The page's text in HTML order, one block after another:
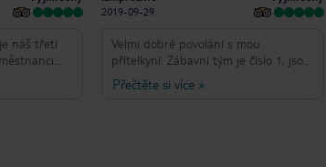
náš třetí
jsou milí a
2019-09-29
Velmi dobré povolání s mou
přítelkyní. Zábavní tým je číslo 1, jsou
to velmi dobří lidé. Jídlo je skvělé.
Když jsme byli v hotelu, bylo tu
Přečtěte si více»